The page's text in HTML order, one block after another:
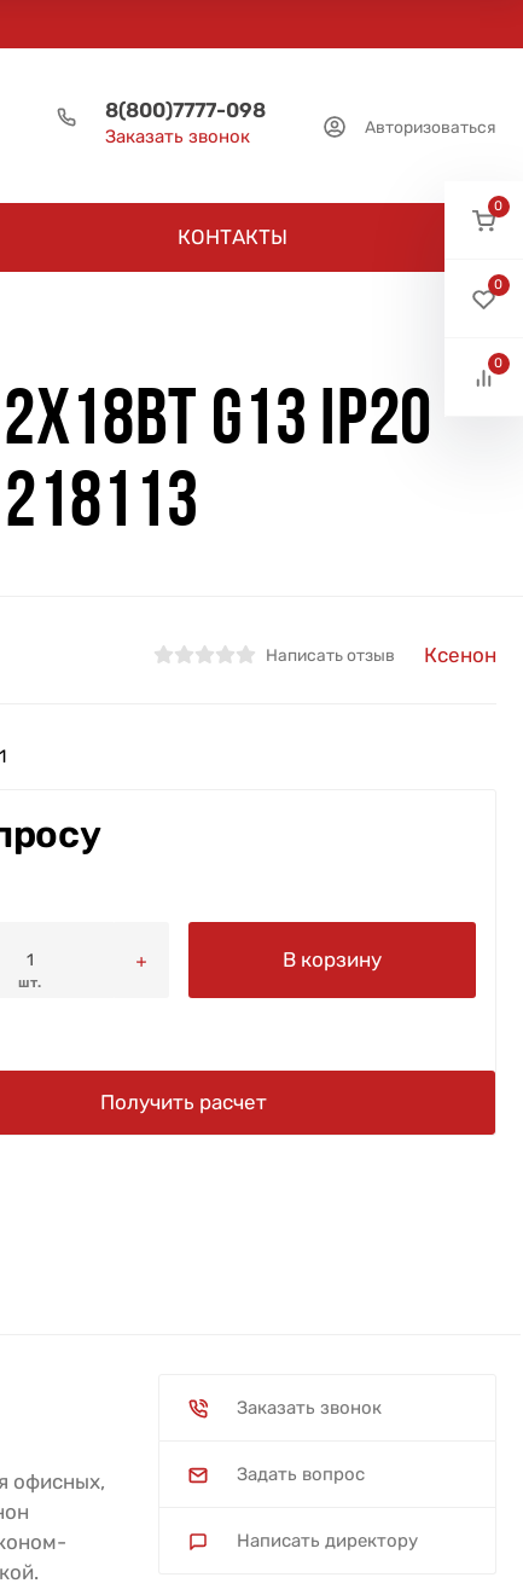
8(800)7777-098
Заказать звонок Авторизоваться
КОНТАКТЫ
G13 IP20
Написать отзыв Ксенон
шт.
В корзину
Получить расчет
офисных,
Заказать звонок
Задать вопрос
Написать директору
0
0
0